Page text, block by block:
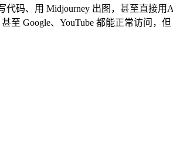
代码、用 Midjourney 出图，甚至直
至 Google、YouTube 都能正常访问